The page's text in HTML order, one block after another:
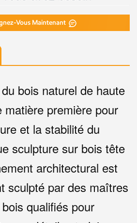
Vous Maintenant
bois naturel de haute
matière première pour
et la stabilité du
sculpture sur bois tête
architectural est
sculpté par des maîtres
qualifiés pour